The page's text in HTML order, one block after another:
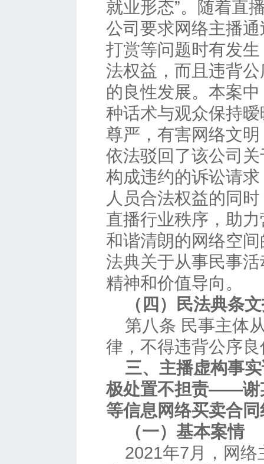
就业形态”。随着直
公司要求网络主播
打赏等问题时有发
法权益，而且违背
的良性发展。本案
种话术与观众保持
尊严，有害网络文
依法驳回了该公司
构成违约的诉讼请
人员合法权益的同
直播行业秩序，助
和谐清朗的网络空
法典关于从事民事
精神和价值导向。
（四）民法典条
第八条 民事主体
律，不得违背公序良
三、主播虚构事
极处置不担责——谢
等信息网络买卖合
（一）基本案情
2021年7月，网